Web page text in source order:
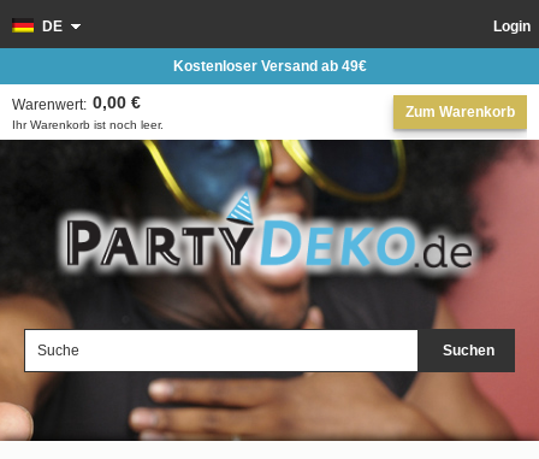
Suchen
Login
DE
Zum Warenkorb
Ihr Warenkorb ist noch leer.
Warenwert: 0,00 €
Kostenloser Versand ab 49€